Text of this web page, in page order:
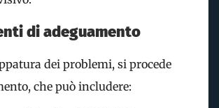
di adeguamento
dei problemi, si procede
che può includere: